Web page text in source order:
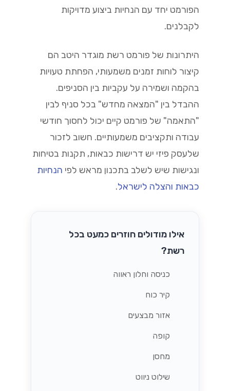
הפורמט יחד עם הנחיות ביצוע מדויקות
לקבלנים.
היתרונות של פורמט רשת מוגדר היטב הם
קיצור לוחות זמנים משמעותי, הפחתת טעויות
בהקמה ושמירה על עקביות בין הסניפים.
ההבדל בין "המצאה מחדש" בכל סניף לבין
"התאמה" של פורמט קיים יכול לחסוך חודשי
עבודה ותקציבים משמעותיים. חשוב לזכור
שלעסק פיזי יש דרישות כבאות, תקנות בטיחות
ונגישות שיש לשלב בתכנון מראש לפי הנחיות
כבאות והצלה לישראל.
אילו מודולים חוזרים כמעט בכל
רשת?
כניסה וחלון ראווה
קיר כוח
אזור מבצעים
קופה
מחסן
שילוט ניווט